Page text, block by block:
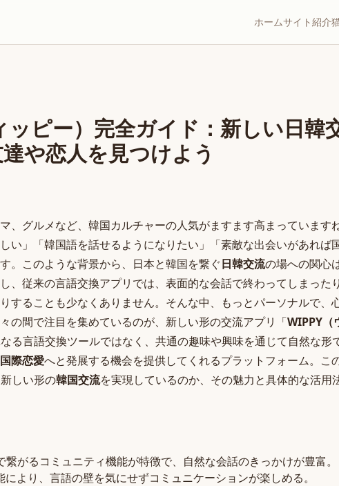
ホームサイト紹介
ッピー）完全ガイド：新しい日韓
や恋人を見つけよう
、グルメなど、韓国カルチャーの人気がますます高まっています
い」「韓国語を話せるようになりたい」「素敵な出会いがあれば
。このような背景から、日本と韓国を繋ぐ日韓交流の場への関心
、従来の言語交換アプリでは、表面的な会話で終わってしまった
することも少なくありません。そんな中、もっとパーソナルで、
の間で注目を集めているのが、新しい形の交流アプリ「WIPPY（
る言語交換ツールではなく、共通の趣味や興味を通じて自然な形
国際恋愛へと発展する機会を提供してくれるプラットフォーム。こ
しい形の韓国交流を実現しているのか、その魅力と具体的な活用
繋がるコミュニティ機能が特徴で、自然な会話のきっかけが豊富。
より、言語の壁を気にせずコミュニケーションが楽しめる。